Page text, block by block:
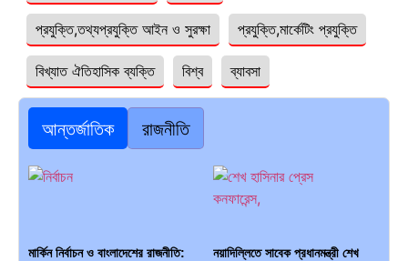
প্রযুক্তি,তথ্যপ্রযুক্তি আইন ও সুরক্ষা প্রযুক্তি,মার্কেটিং প্রযুক্তি
বিখ্যাত ঐতিহাসিক ব্যক্তি বিশ্ব ব্যাবসা
আন্তর্জাতিক রাজনীতি
মার্কিন নির্বাচন ও বাংলাদেশের রাজনীতি:
নয়াদিল্লিতে সাবেক প্রধানমন্ত্রী শেখ